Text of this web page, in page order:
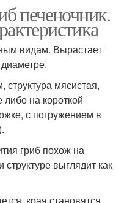
печеночник.
видам. Вырастает
мясистая,
на короткой
с погружением в
гриб похож на
выглядит как